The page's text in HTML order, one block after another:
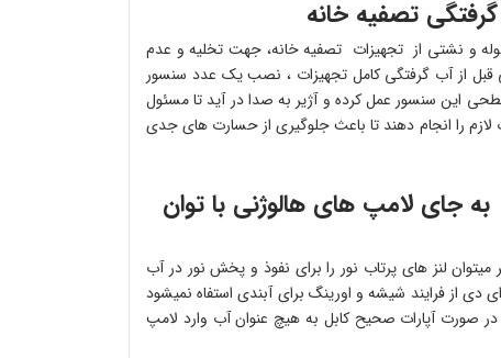
و نشتی از تجهیزات تصفیه خانه، جهت تخلیه و عدم
قبل از آب گرفتگی کامل تجهیزات ، نصب یک عدد سنسور
این سنسور عمل کرده و آژیر به صدا در آید تا مسئول
لازم را انجام دهند تا باعث جلوگیری از حسارت های جدی
جای لامپ های هالوژنی با توان
لنز های پرتاب نور را برای نفوذ و پخش نور در آب
دی از فرایند شیشه و اورینگ برای آبندی استفاه نمیشود
صورت آپارات صحیح کابل به هیچ عنوان آب وارد لامپ